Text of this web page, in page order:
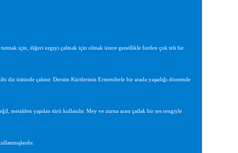
tutmak için, diğeri ezgiyi çalmak için olmak üzere genellikle birden çok teli bir
diz üstünde çalınır. Dersim Kürtlerinin Ermenilerle bir arada yaşadığı dönemde
metalden yapılan türü kullanılır. Mey ve zurna arası çatlak bir ses rengiyle